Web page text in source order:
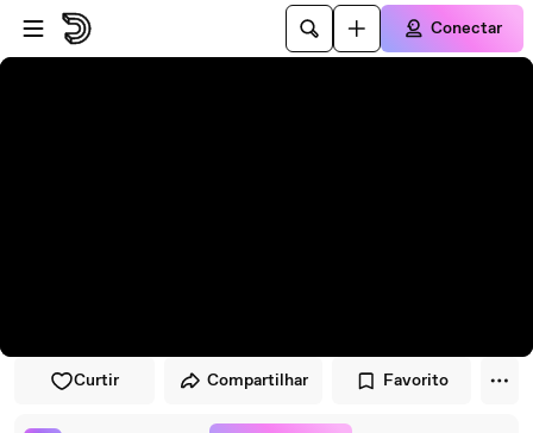
Pular para o player
Ir para o conteúdo principal
Conectar
Curtir Compartilhar Favorito